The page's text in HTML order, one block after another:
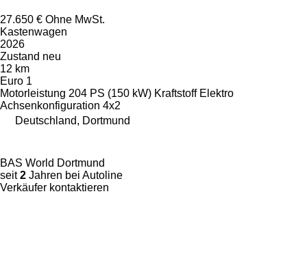
27.650 € Ohne MwSt.
Kastenwagen
2026
Zustand neu
12 km
Euro 1
Motorleistung 204 PS (150 kW) Kraftstoff Elektro
Achsenkonfiguration 4x2
Deutschland, Dortmund
BAS World Dortmund
seit2 Jahren bei Autoline
Verkäufer kontaktieren